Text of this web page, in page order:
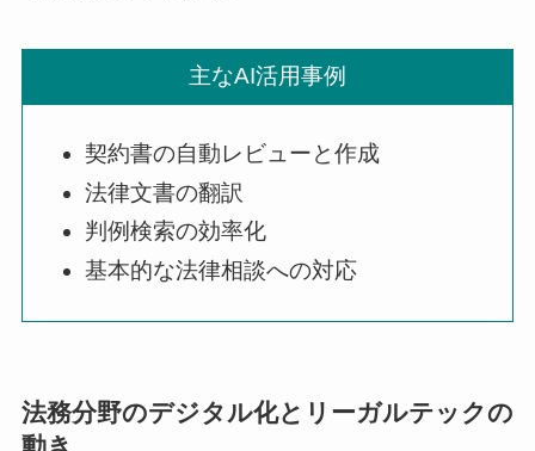
主なAI活用事例
契約書の自動レビューと作成
法律文書の翻訳
判例検索の効率化
基本的な法律相談への対応
法務分野のデジタル化とリーガルテックの